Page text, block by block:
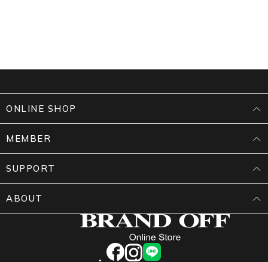
facebookinstagram
LINE
ONLINE SHOP
MEMBER
SUPPORT
ABOUT